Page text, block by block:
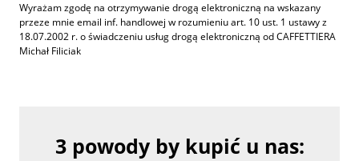
Wyrażam zgodę na otrzymywanie drogą elektroniczną na wskazany
przeze mnie email inf. handlowej w rozumieniu art. 10 ust. 1 ustawy z
18.07.2002 r. o świadczeniu usług drogą elektroniczną od CAFFETTIERA
Michał Filiciak
3 powody by kupić u nas: